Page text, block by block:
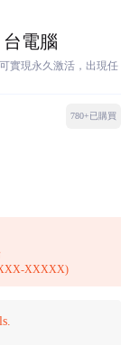
台電腦
實現永久激活，出現任
780+已購買
XXXXX)